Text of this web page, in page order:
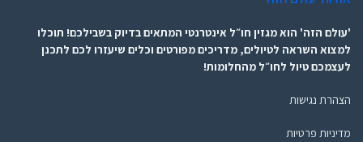
'עולם הזה' הוא מגזין חו״ל אינטרנטי המתאים בדיוק בשבילכם! תוכלו
למצוא השראה לטיולים, מדריכים מפורטים וכלים שיעזרו לכם לתכנן
לעצמכם טיול לחו״ל מהחלומות!
הצהרת נגישות
מדיניות פרטיות